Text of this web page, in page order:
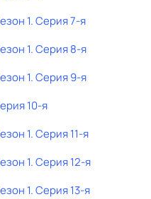
1. Серия 7-я
1. Серия 8-я
1. Серия 9-я
10-я
1. Серия 11-я
1. Серия 12-я
1. Серия 13-я